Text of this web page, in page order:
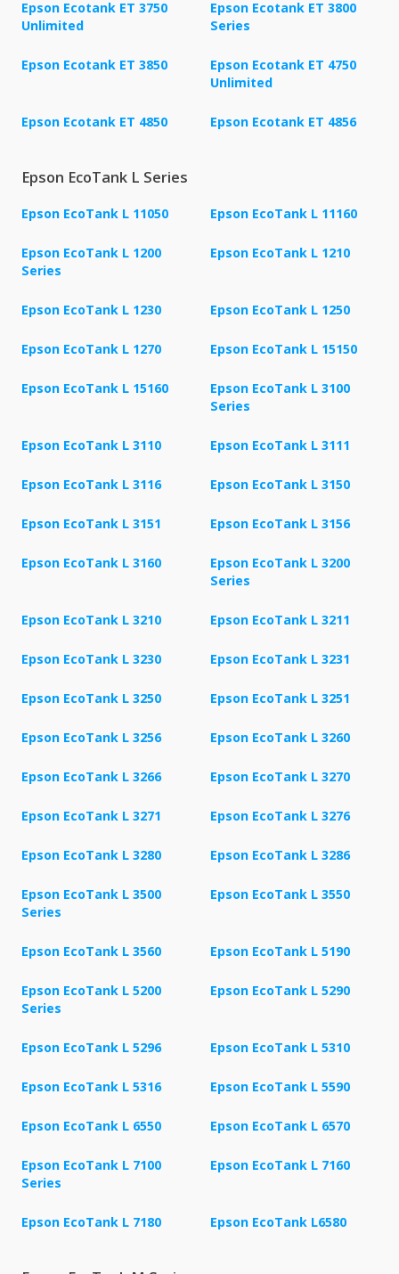
Epson Ecotank ET 3750
Unlimited
Epson Ecotank ET 3800
Series
Epson Ecotank ET 3850
Epson Ecotank ET 4750
Unlimited
Epson Ecotank ET 4850 Epson Ecotank ET 4856
Epson EcoTank L Series
Epson EcoTank L 11050 Epson EcoTank L 11160
Epson EcoTank L 1200
Series
Epson EcoTank L 1210
Epson EcoTank L 1230 Epson EcoTank L 1250
Epson EcoTank L 1270 Epson EcoTank L 15150
Epson EcoTank L 15160
Epson EcoTank L 3100
Series
Epson EcoTank L 3110 Epson EcoTank L 3111
Epson EcoTank L 3116 Epson EcoTank L 3150
Epson EcoTank L 3151 Epson EcoTank L 3156
Epson EcoTank L 3160
Epson EcoTank L 3200
Series
Epson EcoTank L 3210 Epson EcoTank L 3211
Epson EcoTank L 3230 Epson EcoTank L 3231
Epson EcoTank L 3250 Epson EcoTank L 3251
Epson EcoTank L 3256 Epson EcoTank L 3260
Epson EcoTank L 3266 Epson EcoTank L 3270
Epson EcoTank L 3271 Epson EcoTank L 3276
Epson EcoTank L 3280 Epson EcoTank L 3286
Epson EcoTank L 3500
Series
Epson EcoTank L 3550
Epson EcoTank L 3560 Epson EcoTank L 5190
Epson EcoTank L 5200
Series
Epson EcoTank L 5290
Epson EcoTank L 5296 Epson EcoTank L 5310
Epson EcoTank L 5316 Epson EcoTank L 5590
Epson EcoTank L 6550 Epson EcoTank L 6570
Epson EcoTank L 7100
Series
Epson EcoTank L 7160
Epson EcoTank L 7180 Epson EcoTank L6580